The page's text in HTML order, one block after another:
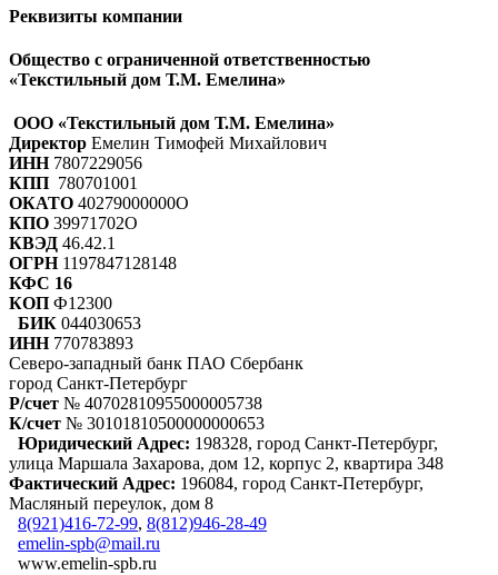
Реквизиты компании
Общество с ограниченной ответственностью
«Текстильный дом Т.М. Емелина»
ООО «Текстильный дом Т.М. Емелина»
Директор Емелин Тимофей Михайлович
ИНН 7807229056
КПП 780701001
ОКАТО 40279000000О
КПО 39971702О
КВЭД 46.42.1
ОГРН1197847128148
КФС 16
КОП Ф12300
БИК 044030653
ИНН770783893
Северо-западный банк ПАО Сбербанк
город Санкт-Петербург
Р/счет № 40702810955000005738
К/счет № 30101810500000000653
Юридический Адрес: 198328, город Санкт-Петербург,
улица Маршала Захарова, дом 12, корпус 2, квартира 348
Фактический Адрес: 196084, город Санкт-Петербург,
Масляный переулок, дом 8
8(921)416-72-99, 8(812)946-28-49
emelin-spb@mail.ru
www.emelin-spb.ru